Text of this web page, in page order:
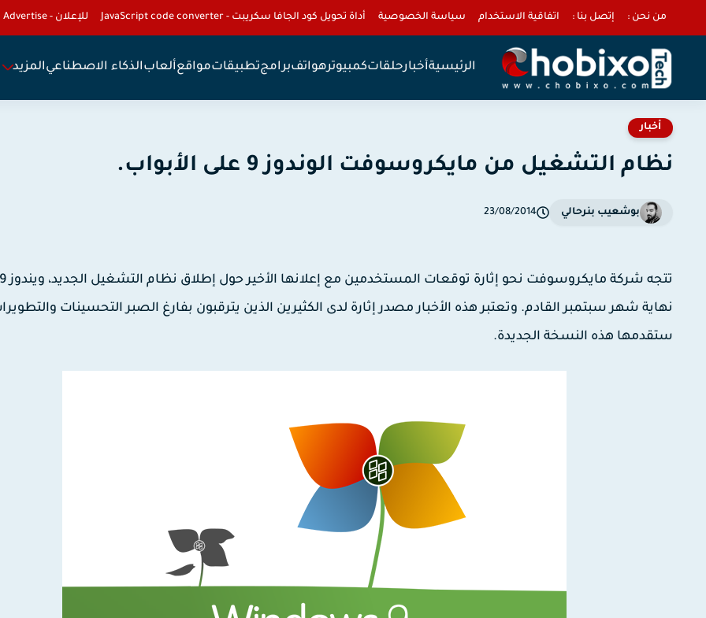
من نحن : إتصل بنا : اتفاقية الاستخدام سياسة الخصوصية أداة تحويل كود الجافا سكريبت - JavaScript code converter للإعلان - To Advertise
الرئيسيةأخبارحلقاتكمبيوترهواتفبرامجتطبيقاتمواقعألعابالذكاء الاصطناعيالمزيد
أخبار
نظام التشغيل من مايكروسوفت الوندوز 9 على الأبواب.
بوشعيب بنرحالي 23/08/2014
نهاية شهر سبتمبر القادم. وتعتبر هذه الأخبار مصدر إثارة لدى الكثيرين الذين يترقبون بفارغ الصبر التحسينات
ستقدمها هذه النسخة الجديدة.